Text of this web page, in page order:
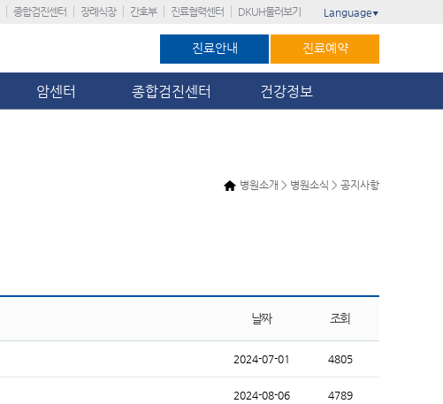
종합검진센터 장례식장 간호부 진료협력센터 DKUH둘러보기 Language ▼
진료안내 진료예약
암센터 종합검진센터 건강정보
병원소개 > 병원소식 > 공지사항
날짜 조회
2024-07-01 4805
2024-08-06 4789